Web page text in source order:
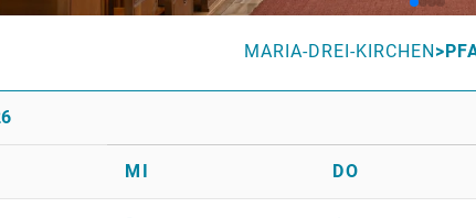
MARIA-DREI-KIRCHEN
MI DO